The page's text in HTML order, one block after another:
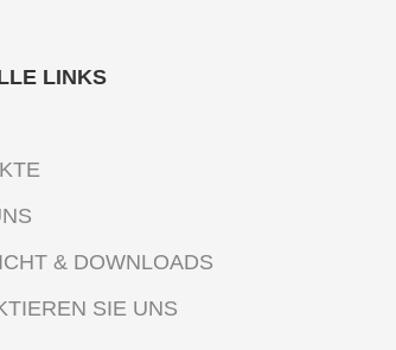
LINKS
& DOWNLOADS
SIE UNS